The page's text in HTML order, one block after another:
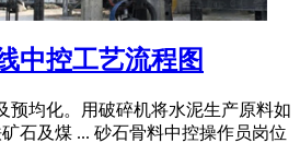
中控工艺流程图
预均化。用破碎机将水泥生产原料如
石及煤 ... 砂石骨料中控操作员岗位